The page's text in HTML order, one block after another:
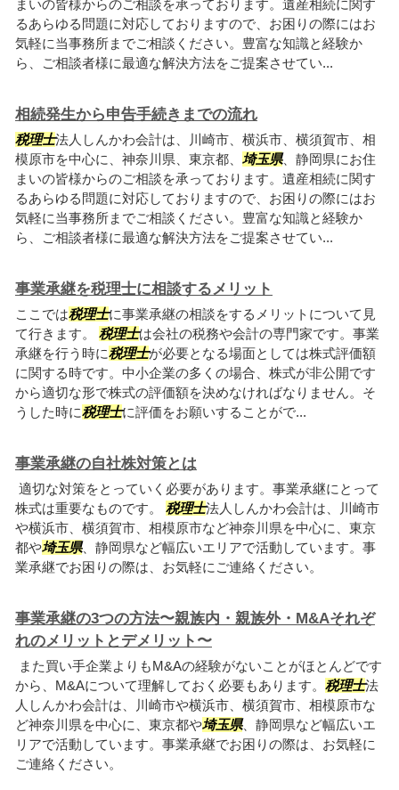
まいの皆様からのご相談を承っております。遺産相続に関す
るあらゆる問題に対応しておりますので、お困りの際にはお
気軽に当事務所までご相談ください。豊富な知識と経験か
ら、ご相談者様に最適な解決方法をご提案させてい...
相続発生から申告手続きまでの流れ
税理士法人しんかわ会計は、川崎市、横浜市、横須賀市、相
模原市を中心に、神奈川県、東京都、 埼玉県、静岡県にお住
まいの皆様からのご相談を承っております。遺産相続に関す
るあらゆる問題に対応しておりますので、お困りの際にはお
気軽に当事務所までご相談ください。豊富な知識と経験か
ら、ご相談者様に最適な解決方法をご提案させてい...
事業承継を税理士に相談するメリット
ここでは税理士に事業承継の相談をするメリットについて見
て行きます。 税理士は会社の税務や会計の専門家です。事業
承継を行う時に税理士が必要となる場面としては株式評価額
に関する時です。中小企業の多くの場合、株式が非公開です
から適切な形で株式の評価額を決めなければなりません。そ
うした時に税理士に評価をお願いすることがで...
事業承継の自社株対策とは
適切な対策をとっていく必要があります。事業承継にとって
株式は重要なものです。 税理士法人しんかわ会計は、川崎市
や横浜市、横須賀市、相模原市など神奈川県を中心に、東京
都や埼玉県、静岡県など幅広いエリアで活動しています。事
業承継でお困りの際は、お気軽にご連絡ください。
事業承継の3つの方法〜親族内・親族外・M&Aそれぞ
れのメリットとデメリット〜
また買い手企業よりもM&Aの経験がないことがほとんどです
から、M&Aについて理解しておく必要もあります。 税理士法
人しんかわ会計は、川崎市や横浜市、横須賀市、相模原市な
ど神奈川県を中心に、東京都や埼玉県、静岡県など幅広いエ
リアで活動しています。事業承継でお困りの際は、お気軽に
ご連絡ください。